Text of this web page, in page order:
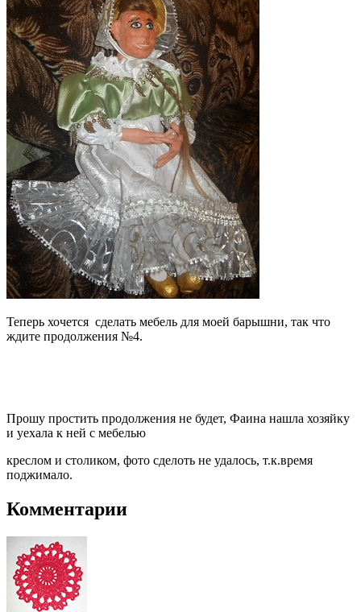
Теперь хочется сделать мебель для моей барышни, так что
ждите продолжения №4.
Прошу простить продолжения не будет, Фаина нашла хозяйку
и уехала к ней с мебелью
креслом и столиком, фото сделоть не удалось, т.к.время
поджимало.
Комментарии